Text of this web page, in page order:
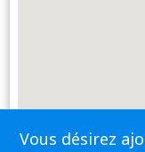
Vous désirez